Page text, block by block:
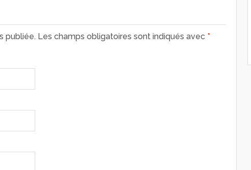
publiée. Les champs obligatoires sont indiqués avec *